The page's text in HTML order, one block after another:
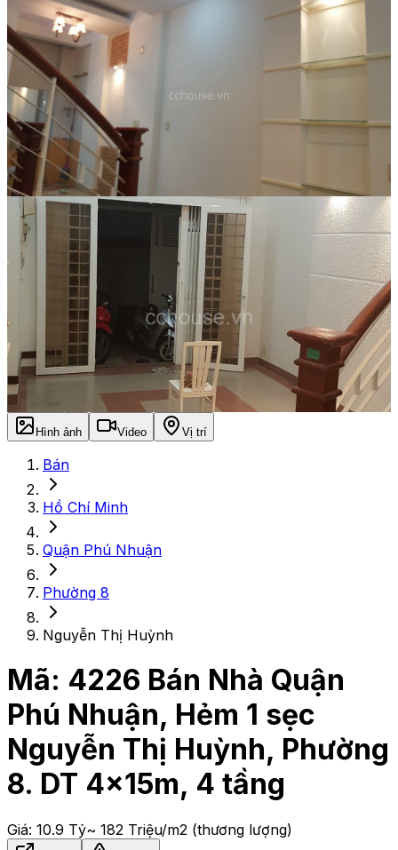
Hình ảnh Video Vị trí
Bán
Hồ Chí Minh
Quận Phú Nhuận
Phường 8
Nguyễn Thị Huỳnh
Mã: 4226 Bán Nhà Quận
Phú Nhuận, Hẻm 1 sẹc
Nguyễn Thị Huỳnh, Phường
8. DT 4x15m, 4 tầng
Giá: 10.9 Tỷ~ 182 Triệu/m2 (thương lượng)